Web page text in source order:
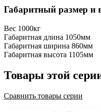
Габаритный размер и
Вес 1000кг
Габаритная длина 1050мм
Габаритная ширина 860мм
Габаритная высота 1105мм
Товары этой
Сравнить товары серии